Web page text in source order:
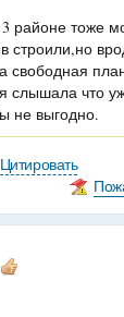
районе тоже
строили,но
свободная
слышала что
не выгодно.
Цитировать